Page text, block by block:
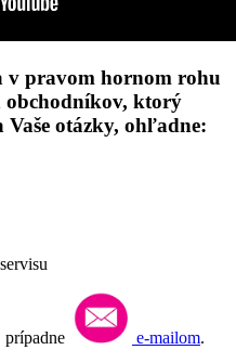
v pravom hornom rohu
obchodníkov, ktorý
Vaše otázky, ohľadne:
prípadne e-mailom.